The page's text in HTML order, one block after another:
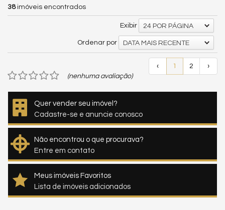
38imóveis encontrados
Exibir 24 POR PÁGINA
Ordenar por DATA MAIS RECENTE
‹ 1 2
›
(nenhuma avaliação)
Quer vender seu imóvel?
Cadastre-se e anuncie conosco
Não encontrou o que procurava?
Entre em contato
Meus imóveis Favoritos
Lista de imóveis adicionados